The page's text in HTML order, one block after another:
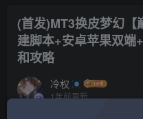
(首发)MT3换皮梦幻【
建脚本+安卓苹果双端
和攻略
冷权
1年前更新